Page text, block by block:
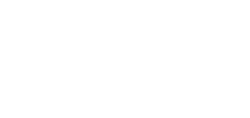
門風水擺設？門中門風水解方？
字有哪些？五行属水的汉字大全
赋？手指长短能看出什么？